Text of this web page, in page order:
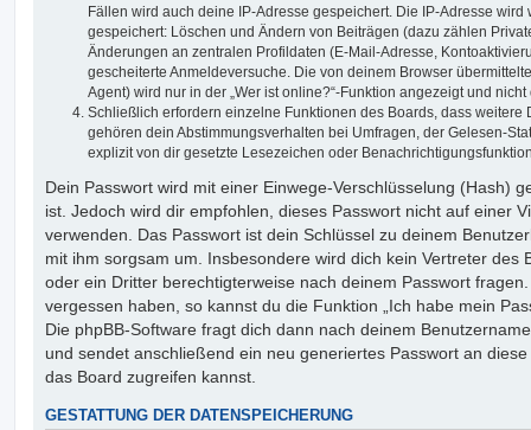
Fällen wird auch deine IP-Adresse gespeichert. Die IP-Adresse
gespeichert: Löschen und Ändern von Beiträgen (dazu zählen
Änderungen an zentralen Profildaten (E-Mail-Adresse,
gescheiterte Anmeldeversuche. Die von deinem Browser
Agent) wird nur in der „Wer ist online?“-Funktion angezeigt und
Schließlich erfordern einzelne Funktionen des Boards, dass weitere
gehören dein Abstimmungsverhalten bei Umfragen, der Gelesen-
explizit von dir gesetzte Lesezeichen oder
Dein Passwort wird mit einer Einwege-Verschlüsselung (Hash)
ist. Jedoch wird dir empfohlen, dieses Passwort nicht auf einer
verwenden. Das Passwort ist dein Schlüssel zu deinem
mit ihm sorgsam um. Insbesondere wird dich kein Vertreter des
oder ein Dritter berechtigterweise nach deinem Passwort
vergessen haben, so kannst du die Funktion „Ich habe mein
Die phpBB-Software fragt dich dann nach deinem
und sendet anschließend ein neu generiertes Passwort an
das Board zugreifen kannst.
GESTATTUNG DER DATENSPEICHERUNG